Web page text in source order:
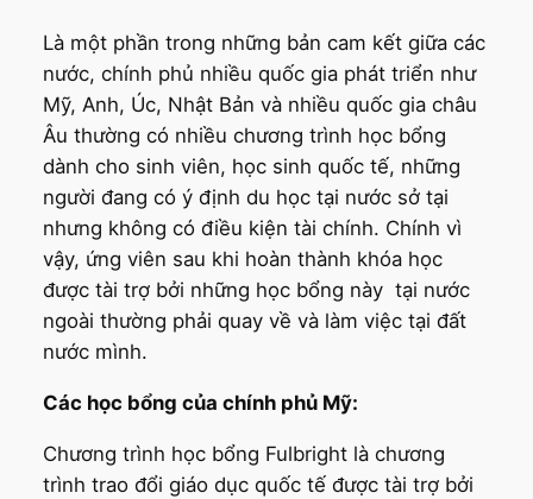
Là một phần trong những bản cam kết giữa các
nước, chính phủ nhiều quốc gia phát triển như
Mỹ, Anh, Úc, Nhật Bản và nhiều quốc gia châu
Âu thường có nhiều chương trình học bổng
dành cho sinh viên, học sinh quốc tế, những
người đang có ý định du học tại nước sở tại
nhưng không có điều kiện tài chính. Chính vì
vậy, ứng viên sau khi hoàn thành khóa học
được tài trợ bởi những học bổng này tại nước
ngoài thường phải quay về và làm việc tại đất
nước mình.
Các học bổng của chính phủ Mỹ:
Chương trình học bổng Fulbright là chương
trình trao đổi giáo dục quốc tế được tài trợ bởi